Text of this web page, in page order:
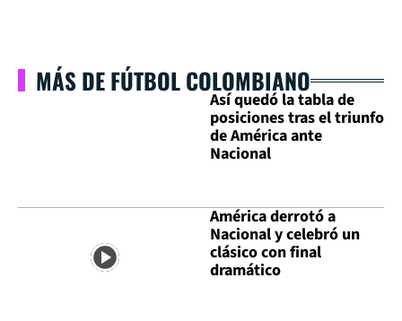
MÁS DE FÚTBOL COLOMBIANO
Así quedó la tabla de
posiciones tras el triunfo
de América ante
Nacional
América derrotó a
Nacional y celebró un
clásico con final
dramático